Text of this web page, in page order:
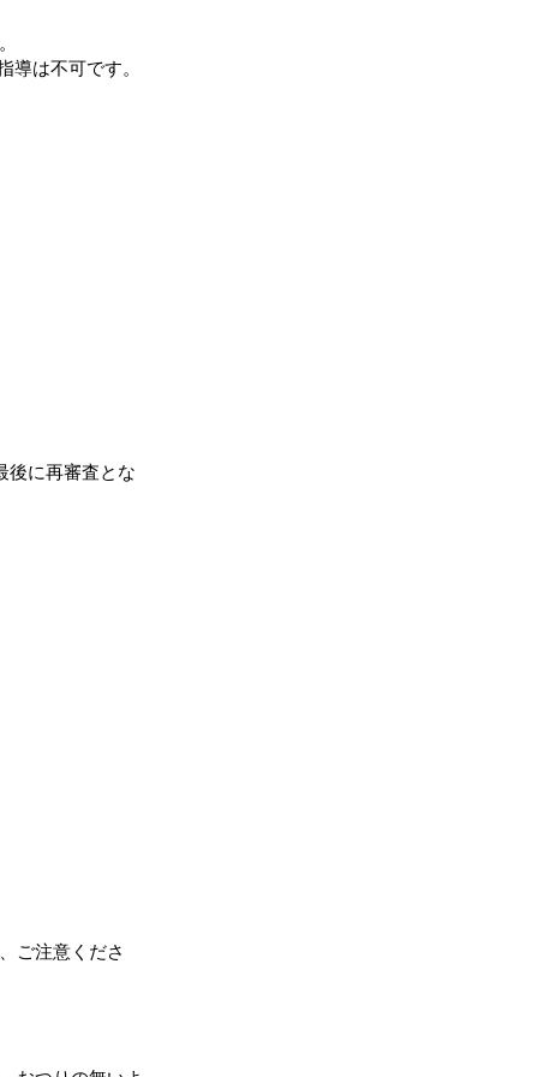
導は不可です。
後に再審査とな
ご注意くださ